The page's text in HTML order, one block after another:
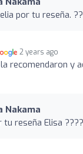
por tu reseña.
2 years ago
recomendaron y
Nakama
reseña Elisa ????